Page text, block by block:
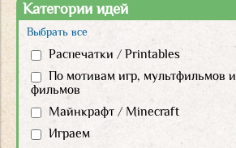
Категории идей
Выбрать все
Распечатки / Printables
По мотивам игр, мультфильмов и
фильмов
Майнкрафт / Minecraft
Играем